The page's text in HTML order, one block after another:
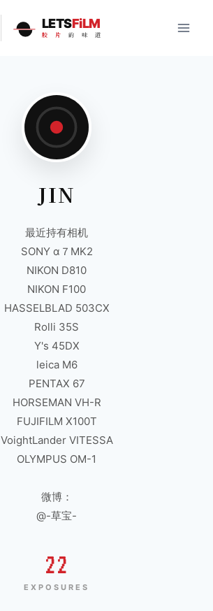
LETSFiLM
胶 片 的 味 道
JIN
最近持有相机
SONY α７MK2
NIKON D810
NIKON F100
HASSELBLAD 503CX
Rolli 35S
Y's 45DX
leica M6
PENTAX 67
HORSEMAN VH-R
FUJIFILM X100T
VoightLander VITESSA
OLYMPUS OM-1
微博：
@-草宝-
22
EXPOSURES